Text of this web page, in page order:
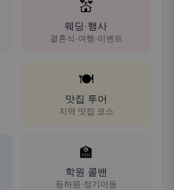
💒
웨딩·행사
결혼식·여행·이벤트
🍽️
맛집 투어
지역 맛집 코스
🏫
학원 콜밴
등하원·정기이동